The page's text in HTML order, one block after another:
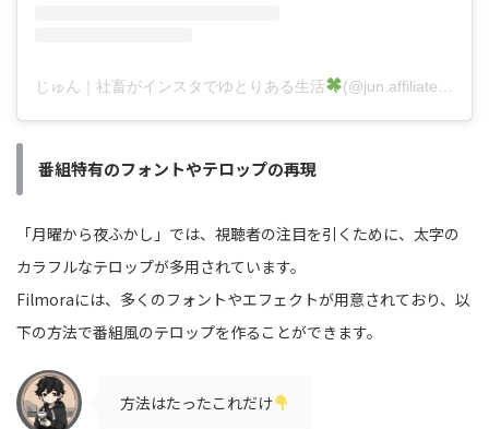
じゅん｜社畜がインスタでゆとりある生活 (@jun.affiliate.fukugyo)がシェアした投稿
番組特有のフォントやテロップの再現
「月曜から夜ふかし」では、視聴者の注目を引くために、太字の
カラフルなテロップが多用されています。
Filmoraには、多くのフォントやエフェクトが用意されており、以
下の方法で番組風のテロップを作ることができます。
方法はたったこれだけ